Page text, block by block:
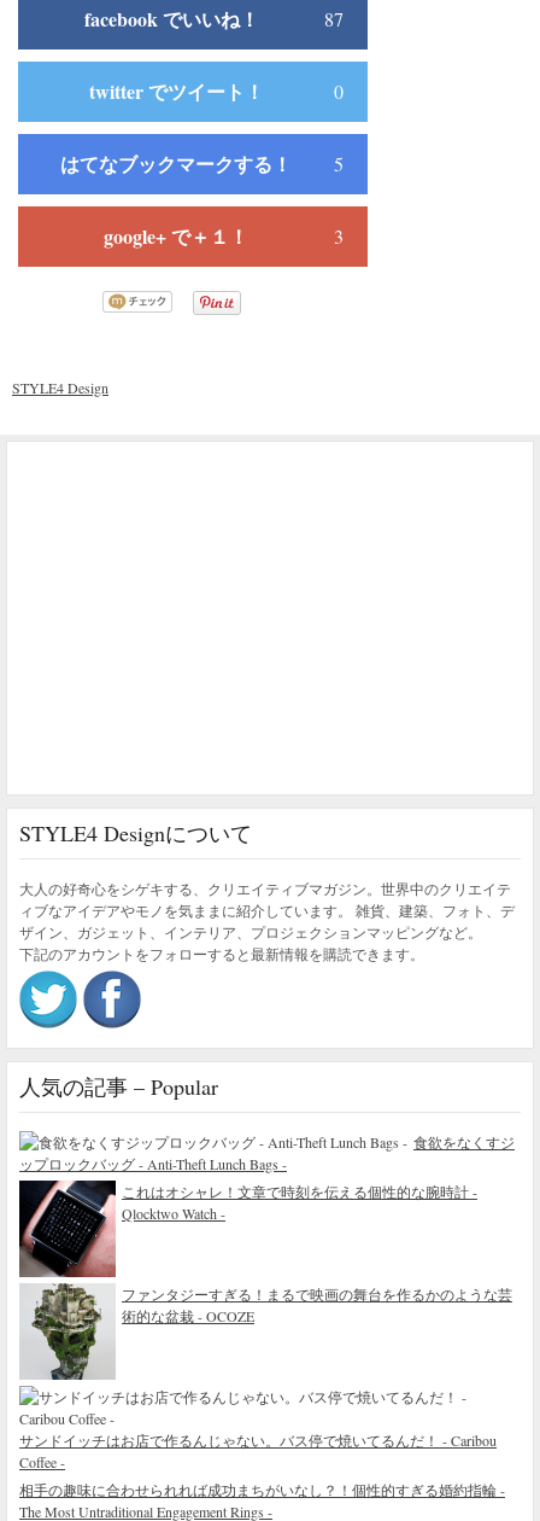
facebook でいいね！ 87
twitter でツイート！ 0
はてなブックマークする！ 5
google+ で＋１！ 3
STYLE4 Design
STYLE4 Designについて
大人の好奇心をシゲキする、クリエイティブマガジン。世界中のクリエイテ
ィブなアイデアやモノを気ままに紹介しています。 雑貨、建築、フォト、デ
ザイン、ガジェット、インテリア、プロジェクションマッピングなど。
下記のアカウントをフォローすると最新情報を購読できます。
人気の記事 – Popular
食欲をなくすジ
ップロックバッグ - Anti-Theft Lunch Bags -
これはオシャレ！文章で時刻を伝える個性的な腕時計 -
Qlocktwo Watch -
ファンタジーすぎる！まるで映画の舞台を作るかのような芸
術的な盆栽 - OCOZE
サンドイッチはお店で作るんじゃない。バス停で焼いてるんだ！ - Caribou
Coffee -
相手の趣味に合わせられれば成功まちがいなし？！個性的すぎる婚約指輪 -
The Most Untraditional Engagement Rings -